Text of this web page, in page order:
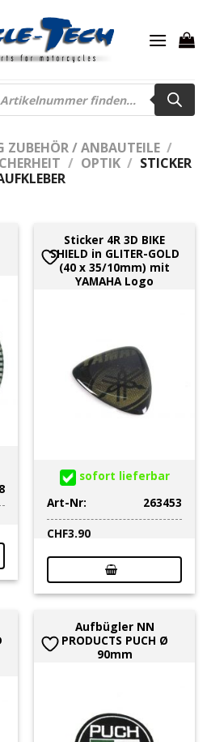
ZUBEHÖR / ANBAUTEILE /
/ OPTIK / STICKER
Sticker 4R 3D BIKE
SHIELD in GLITER-GOLD
(40 x 35/10mm) mit
YAMAHA Logo
sofort lieferbar
Art-Nr:
263453
CHF3.90
Aufbügler NN
PRODUCTS PUCH Ø
90mm